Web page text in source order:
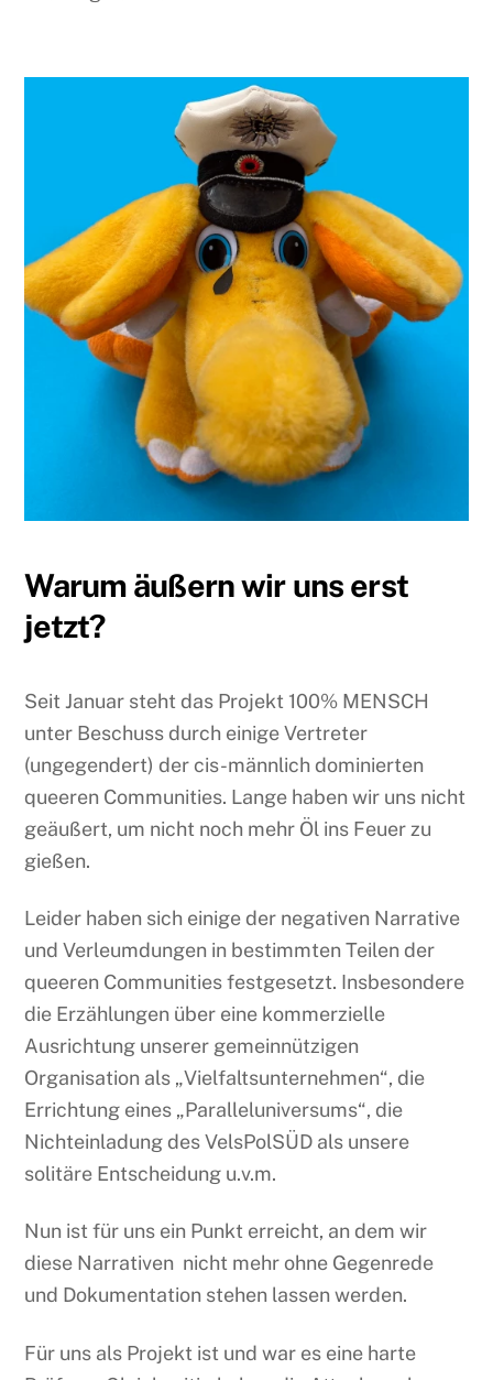
Warum äußern wir uns erst
jetzt?
Seit Januar steht das Projekt 100% MENSCH
unter Beschuss durch einige Vertreter
(ungegendert) der cis-männlich dominierten
queeren Communities. Lange haben wir uns nicht
geäußert, um nicht noch mehr Öl ins Feuer zu
gießen.
Leider haben sich einige der negativen Narrative
und Verleumdungen in bestimmten Teilen der
queeren Communities festgesetzt. Insbesondere
die Erzählungen über eine kommerzielle
Ausrichtung unserer gemeinnützigen
Organisation als „Vielfaltsunternehmen“, die
Errichtung eines „Paralleluniversums“, die
Nichteinladung des VelsPolSÜD als unsere
solitäre Entscheidung u.v.m.
Nun ist für uns ein Punkt erreicht, an dem wir
diese Narrativen nicht mehr ohne Gegenrede
und Dokumentation stehen lassen werden.
Für uns als Projekt ist und war es eine harte